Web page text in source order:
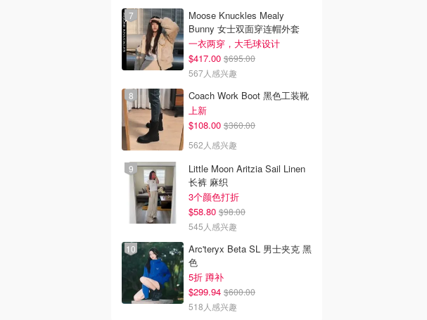
Moose Knuckles Mealy
Bunny 女士双面穿连帽外套
一衣两穿，大毛球设计
$417.00 $695.00
567人感兴趣
Coach Work Boot 黑色工装靴
上新
$108.00 $360.00
562人感兴趣
Little Moon Aritzia Sail Linen
长裤 麻织
3个颜色打折
$58.80 $98.00
545人感兴趣
Arc'teryx Beta SL 男士夹克 黑
色
5折 蹲补
$299.94 $600.00
518人感兴趣